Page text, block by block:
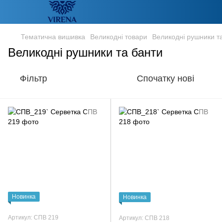
Тематична вишивка Великодні товари Великодні рушники
Великодні рушники та банти
Фільтр Спочатку нові
Новинка
Артикул: СПВ 219
Новинка
Артикул: СПВ 218